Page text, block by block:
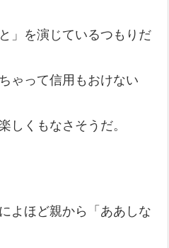
」を演じているつもりだ
ゃって信用もおけない
しくもなさそうだ。
よほど親から「ああしな